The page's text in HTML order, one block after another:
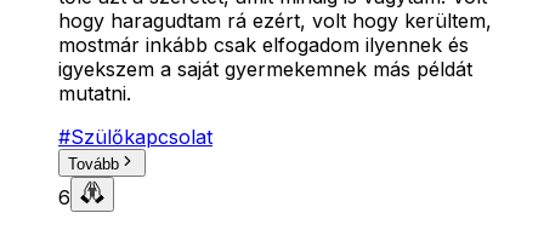
hogy haragudtam rá ezért, volt hogy kerültem,
mostmár inkább csak elfogadom ilyennek és
igyekszem a saját gyermekemnek más példát
mutatni.
#Szülőkapcsolat
Tovább
6